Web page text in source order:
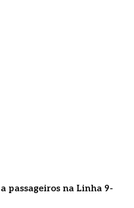
passageiros na Linha 9-